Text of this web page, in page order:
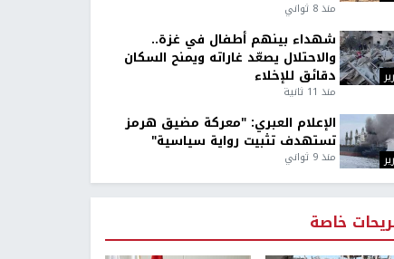
منذ 8 ثواني
شهداء بينهم أطفال في غزة..
والاحتلال يصعّد غاراته ويمنح السكان
دقائق للإخلاء
منذ 11 ثانية
الإعلام العبري: "معركة مضيق هرمز
تستهدف تثبيت رواية سياسية"
منذ 9 ثواني
خاصة